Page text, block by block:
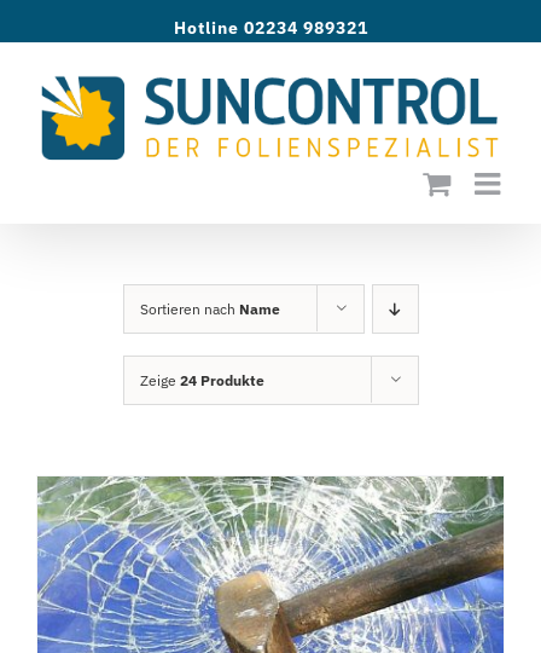
springen
Hotline 02234 989321
Sortieren nach Name
Zeige 24 Produkte